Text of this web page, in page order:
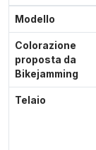
Modello
Colorazione
proposta da
Bikejamming
Telaio